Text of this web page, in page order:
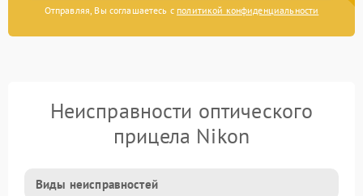
Отправляя, Вы соглашаетесь с политикой конфиденциальности
Неисправности оптического
прицела Nikon
Виды неисправностей